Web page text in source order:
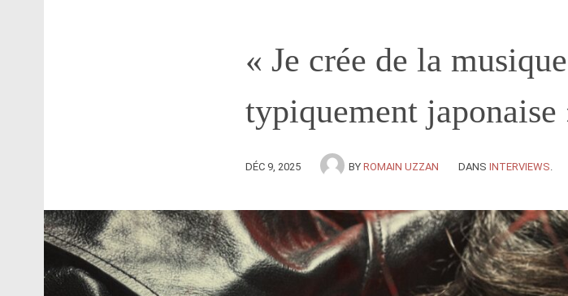
« Je crée de la
typiquement japonaise
DÉC 9, 2025 BY ROMAIN UZZAN DANS INTERVIEWS